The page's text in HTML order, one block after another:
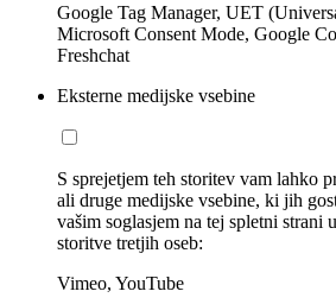
Google Tag Manager, UET
Microsoft Consent Mode, Google
Freshchat
Eksterne medijske vsebine
S sprejetjem teh storitev vam lahko
ali druge medijske vsebine, ki jih
vašim soglasjem na tej spletni strani
storitve tretjih oseb:
Vimeo, YouTube